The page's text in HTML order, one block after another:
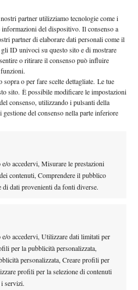
partner utilizziamo tecnologie come i
informazioni del dispositivo. Il consenso a
partner di elaborare dati personali come il
ID univoci su questo sito e di mostrare
o ritirare il consenso può influire
funzioni.
o per fare scelte dettagliate. Le tue
sito. È possibile modificare le impostazioni
consenso, utilizzando i pulsanti della
del consenso nella parte inferiore
o accedervi, Misurare le prestazioni
contenuti, Comprendere il pubblico
di dati provenienti da fonti diverse.
o accedervi, Utilizzare dati limitati per
per la pubblicità personalizzata,
personalizzata, Creare profili per
profili per la selezione di contenuti
servizi.
italiano? Sono ottimista”